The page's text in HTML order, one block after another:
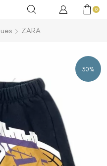
0
ZARA
30%